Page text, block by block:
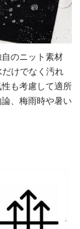
のニット素材
だけでなく汚れ
も考慮して適所
、梅雨時や暑い